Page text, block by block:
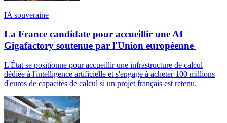
IA souveraine
La France candidate pour accueillir une AI
Gigafactory soutenue par l'Union européenne
L'État se positionne pour accueillir une infrastructure de calcul
dédiée à l'intelligence artificielle et s'engage à acheter 100 millions
d'euros de capacités de calcul si un projet français est retenu.